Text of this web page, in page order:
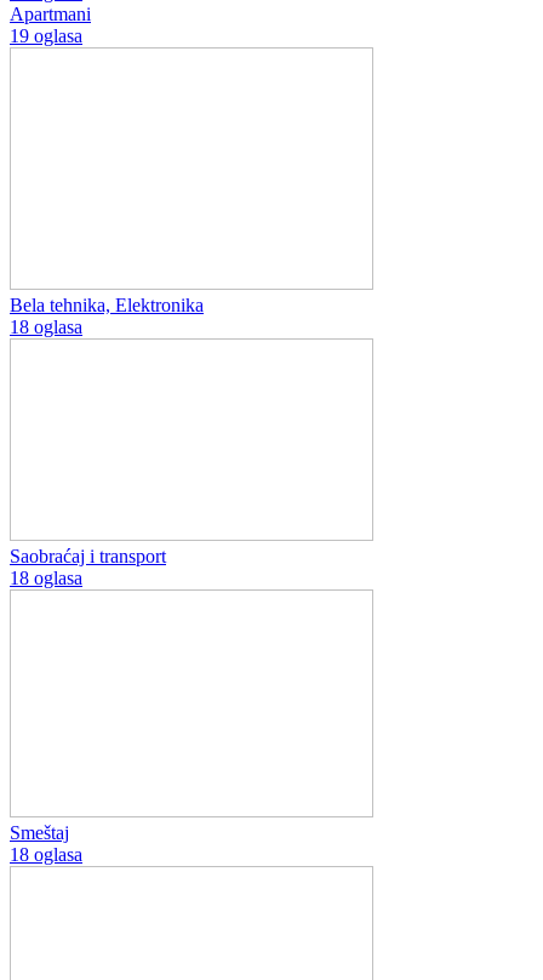
Apartmani
19 oglasa
Bela tehnika, Elektronika
18 oglasa
Saobraćaj i transport
18 oglasa
Smeštaj
18 oglasa